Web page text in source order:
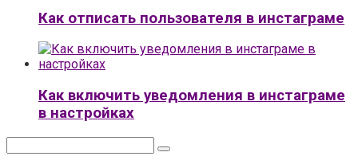
Как отписать пользователя в инстаграме
Как включить уведомления в инстаграме
в настройках